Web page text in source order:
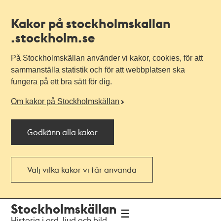
Kakor på stockholmskallan
.stockholm.se
På Stockholmskällan använder vi kakor, cookies, för att
sammanställa statistik och för att webbplatsen ska
fungera på ett bra sätt för dig.
Om kakor på Stockholmskällan
Godkänn alla kakor
Välj vilka kakor vi får använda
navigationen
huvudinnehållet
Stockholmskällan